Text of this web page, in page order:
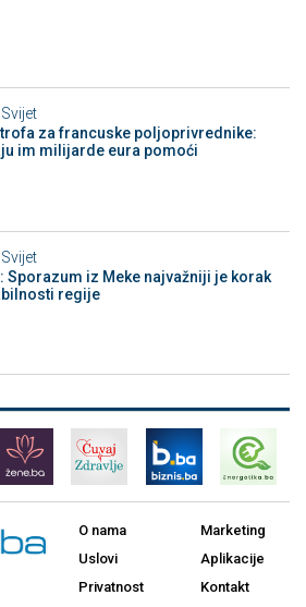
Svijet
za francuske poljoprivrednike:
im milijarde eura pomoći
Svijet
Sporazum iz Meke najvažniji je korak
regije
O nama
Uslovi
Privatnost
Marketing
Aplikacije
Kontakt